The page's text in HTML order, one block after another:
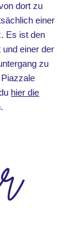
dort zu
einer
Es ist den
und einer der
zu
hier die